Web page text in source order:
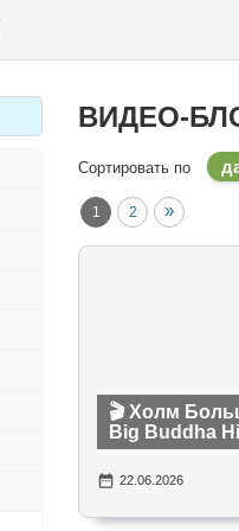
ВИДЕО-
Сортировать по
1 2 »
🎬 Холм
Big Buddha
22.06.2026